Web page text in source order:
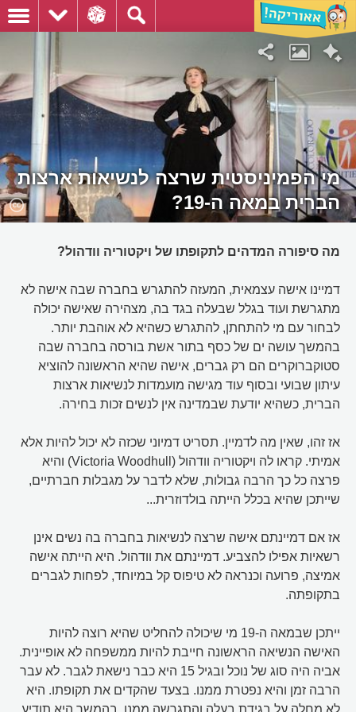
מי הפמיניסטית שרצה לנשיאות ארצות
הברית במאה ה-19?
מה סיפורה המדהים לתקופתו של ויקטוריה וודהול?
דמיינו אישה עצמאית, המעזה להתגרש בחברה שבה אישה לא
מתגרשת ועוד בגלל שבעלה בגד בה, מצהירה שאישה יכולה
לבחור עם מי להתחתן, להתגרש כשהיא לא אוהבת יותר.
בהמשך עושה ים של כסף בתור אשת בורסה בחברה שבה
סטוקברוקרים הם רק גברים, אישה שהיא הראשונה להוציא
עיתון שבועי ובסוף עוד מגישה מועמדות לנשיאות ארצות
הברית, כשהיא יודעת שבמדינה אין לנשים זכות בחירה.
אז זהו, שאין מה לדמיין. תסריט דמיוני שכזה לא יכול להיות אלא
אמיתי. קראו לה ויקטוריה וודהול (Victoria Woodhull) והיא
פרצה כל כך הרבה גבולות, שלא לדבר על מגבלות חברתיים,
שייתכן שהיא בכלל הייתה בולדוזרית...
אז אם דמיינתם אישה שרצה לנשיאות בחברה בה נשים אינן
רשאיות אפילו להצביע. דמיינתם את וודהול. היא הייתה אישה
אמיצה, פרועה וכנראה לא טיפוס קל במיוחד, לפחות לגברים
בתקופתה.
ייתכן שבמאה ה-19 מי שיכולה להחליט שהיא רוצה להיות
האישה הנשיאה הראשונה חייבת להיות ממשפחה לא אופיינית.
אביה היה סוג של נוכל ובגיל 15 היא כבר נישאת לגבר. לא עבר
הרבה זמן והיא נפטרת ממנו. בצעד שהקדים את תקופתו. היא
לא מחלה על בגידת בעלה והתגרשה ממנו. בהמשך היא תודיע